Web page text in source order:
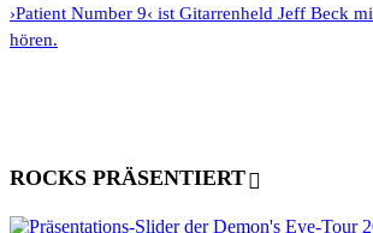
›Patient Number 9‹ ist Gitarrenheld Jeff Beck
hören.
ROCKS PRÄSENTIERT